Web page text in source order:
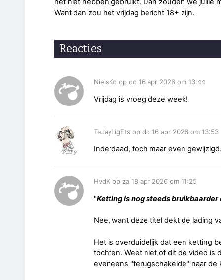
Want dan zou het vrijdag bericht 18+ zijn.
Reacties
NielsKo op do 16 apr 2026 om 13:44
Vrijdag is vroeg deze week!
TeJayLigFts op do 16 apr 2026 om 13:53
Inderdaad, toch maar even gewijzigd.
HvdK op za 18 apr 2026 om 11:25
"Ketting is nog steeds bruikbaarder
Nee, want deze titel dekt de lading
Het is overduidelijk dat een ketting
tochten. Weet niet of dit de video is
eveneens "terugschakelde" naar de